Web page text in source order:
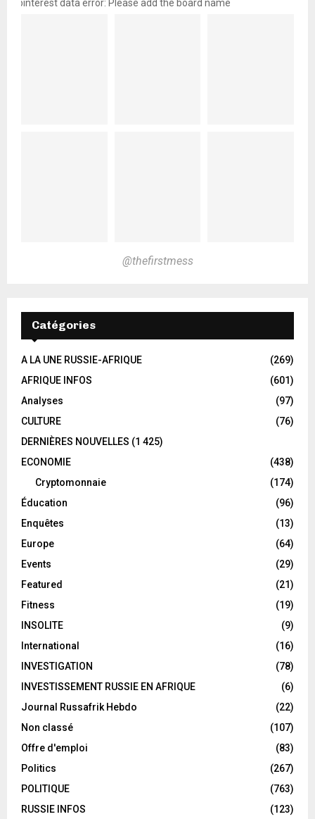
pinterest data error: Please add the board name
@thefirstmess
Catégories
A LA UNE RUSSIE-AFRIQUE
(269)
AFRIQUE INFOS
(601)
Analyses
(97)
CULTURE
(76)
DERNIÈRES NOUVELLES (1 425)
ECONOMIE
(438)
Cryptomonnaie
(174)
Éducation
(96)
Enquêtes
(13)
Europe
(64)
Events
(29)
Featured
(21)
Fitness
(19)
INSOLITE
(9)
International
(16)
INVESTIGATION
(78)
INVESTISSEMENT RUSSIE EN AFRIQUE
(6)
Journal Russafrik Hebdo
(22)
Non classé
(107)
Offre d'emploi
(83)
Politics
(267)
POLITIQUE
(763)
RUSSIE INFOS
(123)